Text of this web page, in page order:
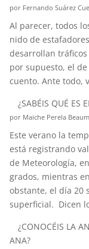
por Fernando Suárez Cue
Al parecer, todos
nido de
desarrollan
por supuesto, el
cuento. Ante todo,
¿SABÉIS QUÉ ES
por Maiche Perela
Este verano la
está registrando
de Meteorología,
grados, mientras
obstante, el día 20
superficial. Dicen
¿CONOCÉIS LA
ANA?